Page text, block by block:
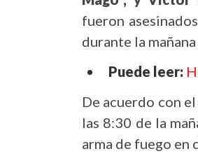
fueron
durante la
Puede leer:
De acuerdo con
las 8:30 de la
arma de fuego en